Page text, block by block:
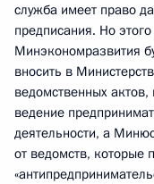
служба имеет право
предписания. Но
Минэкономразвития
вносить в
ведомственных
ведение
деятельности, а
от ведомств, которые